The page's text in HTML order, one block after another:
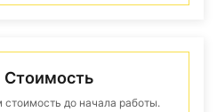
Стоимость
стоимость до начала работы.